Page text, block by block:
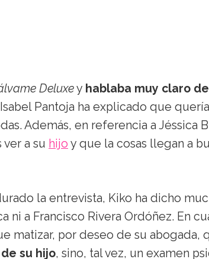
Deluxey hablaba muy claro
Pantoja ha explicado que
Además, en referencia a Jéssica
a su hijo y que la cosas llegan a
la entrevista, Kiko ha dicho
ni a Francisco Rivera Ordóñez. En
matizar, por deseo de su abogada,
su hijo, sino, tal vez, un examen